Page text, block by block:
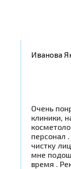
Иванова
Очень
клиники,
персонал
чистку
мне
время .